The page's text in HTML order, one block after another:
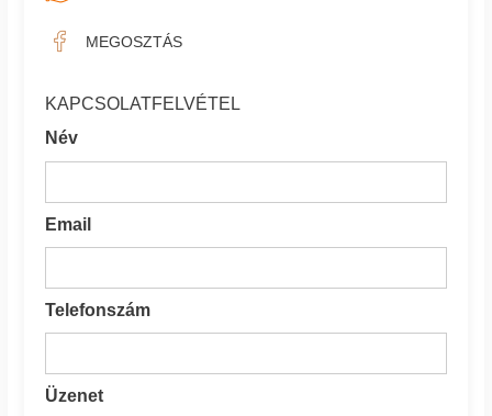
MEGOSZTÁS
KAPCSOLATFELVÉTEL
Név
Email
Telefonszám
Üzenet